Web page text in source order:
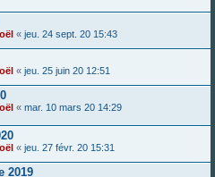
« jeu. 24 sept. 20 15:43
« jeu. 25 juin 20 12:51
« mar. 10 mars 20 14:29
« jeu. 27 févr. 20 15:31
2019